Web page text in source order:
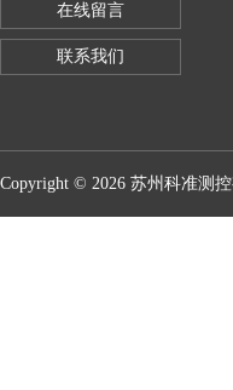
在线留言
联系我们
Copyright © 2026 苏州科准测